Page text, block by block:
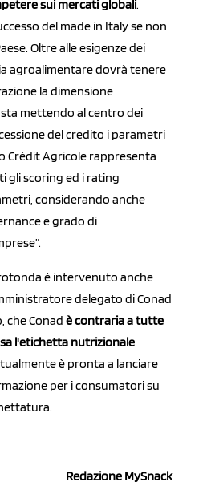
sui mercati globali.
del made in Italy se non
Oltre alle esigenze dei
agroalimentare dovrà tenere
la dimensione
mettendo al centro dei
del credito i parametri
Crédit Agricole rappresenta
gli scoring ed i rating
considerando anche
e grado di
è intervenuto anche
delegato di Conad
che Conad è contraria a tutte
l'etichetta nutrizionale
è pronta a lanciare
per i consumatori su
Redazione MySnack